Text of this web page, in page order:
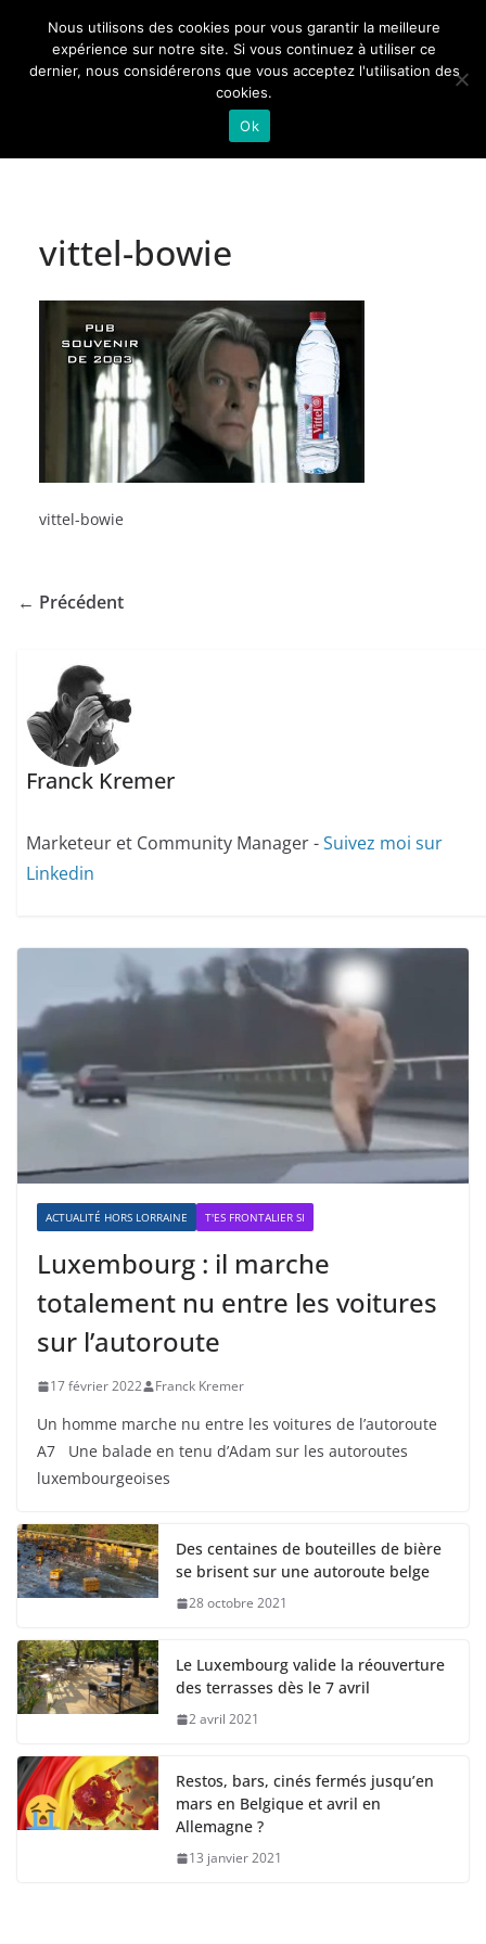
contenu
Actualités de Lorraine pour les Lorrains
vittel-bowie
vittel-bowie
← Précédent
Franck Kremer
Marketeur et Community Manager -Suivez moi sur
Linkedin
ACTUALITÉ HORS LORRAINE T'ES FRONTALIER SI
Luxembourg : il marche
totalement nu entre les voitures
sur l’autoroute
17 février 2022 Franck Kremer
Un homme marche nu entre les voitures de l’autoroute
A7 Une balade en tenu d’Adam sur les autoroutes
luxembourgeoises
Des centaines de bouteilles de bière
se brisent sur une autoroute belge
28 octobre 2021
Le Luxembourg valide la réouverture
des terrasses dès le 7 avril
2 avril 2021
Restos, bars, cinés fermés jusqu’en
mars en Belgique et avril en
Allemagne ?
13 janvier 2021
Nous utilisons des cookies pour vous garantir la meilleure
expérience sur notre site. Si vous continuez à utiliser ce
dernier, nous considérerons que vous acceptez l'utilisation des
cookies.
Ok